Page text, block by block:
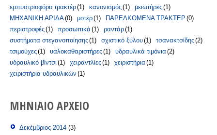
ερπυστριοφόρο τρακτέρ(1) κανονισμός(1) μειωτήρες(1)
ΜΗΧΑΝΙΚΗ ΑΡΙΔΑ(0) μοτέρ(1) ΠΑΡΕΛΚΟΜΕΝΑ ΤΡΑΚΤΕΡ (0)
περιστροφές(1) προσωπικά (1) ραντάρ(1)
συστήματα στεγανοποίησης(1) σχιστικό ξύλου(1) τσανακτσίδης(2)
τσιμούχες(1) υαλοκαθαριστήρες(1) υδραυλικά τιμόνια (2)
υδραυλικό βίντσι(1) χειραντλίες(1) χειριστήρια (1)
χειριστήρια υδραυλικών (1)
ΜΗΝΙΑΊΟ ΑΡΧΕΊΟ
Δεκέμβριος 2014(3)